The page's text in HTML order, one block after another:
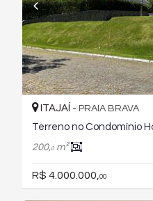
ITAJAÍ - PRAIA BRAVA
Terreno no Condomínio
200,0m²
R$ 4.000.000, 00